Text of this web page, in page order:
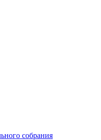
собрания